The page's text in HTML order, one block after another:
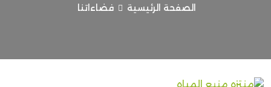
الصفحة الرئيسية فضاءاتنا